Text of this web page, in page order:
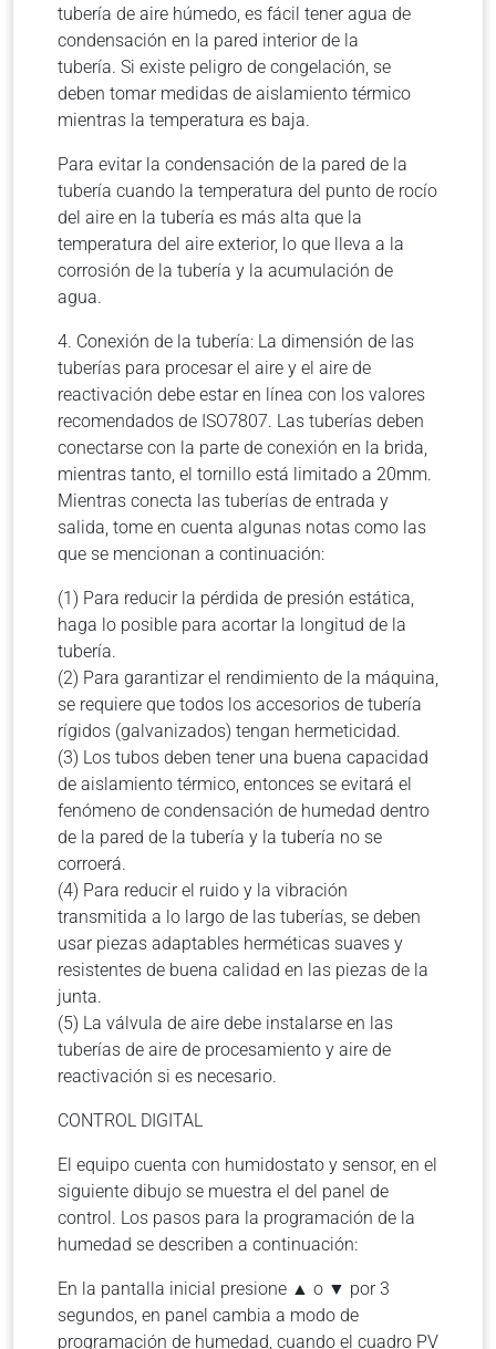
tubería de aire húmedo, es fácil tener agua de
condensación en la pared interior de la
tubería. Si existe peligro de congelación, se
deben tomar medidas de aislamiento térmico
mientras la temperatura es baja.
Para evitar la condensación de la pared de la
tubería cuando la temperatura del punto de rocío
del aire en la tubería es más alta que la
temperatura del aire exterior, lo que lleva a la
corrosión de la tubería y la acumulación de
agua.
4. Conexión de la tubería: La dimensión de las
tuberías para procesar el aire y el aire de
reactivación debe estar en línea con los valores
recomendados de ISO7807. Las tuberías deben
conectarse con la parte de conexión en la brida,
mientras tanto, el tornillo está limitado a 20mm.
Mientras conecta las tuberías de entrada y
salida, tome en cuenta algunas notas como las
que se mencionan a continuación:
(1) Para reducir la pérdida de presión estática,
haga lo posible para acortar la longitud de la
tubería.
(2) Para garantizar el rendimiento de la máquina,
se requiere que todos los accesorios de tubería
rígidos (galvanizados) tengan hermeticidad.
(3) Los tubos deben tener una buena capacidad
de aislamiento térmico, entonces se evitará el
fenómeno de condensación de humedad dentro
de la pared de la tubería y la tubería no se
corroerá.
(4) Para reducir el ruido y la vibración
transmitida a lo largo de las tuberías, se deben
usar piezas adaptables herméticas suaves y
resistentes de buena calidad en las piezas de la
junta.
(5) La válvula de aire debe instalarse en las
tuberías de aire de procesamiento y aire de
reactivación si es necesario.
CONTROL DIGITAL
El equipo cuenta con humidostato y sensor, en el
siguiente dibujo se muestra el del panel de
control. Los pasos para la programación de la
humedad se describen a continuación:
En la pantalla inicial presione ▲ o ▼ por 3
segundos, en panel cambia a modo de
programación de humedad, cuando el cuadro PV